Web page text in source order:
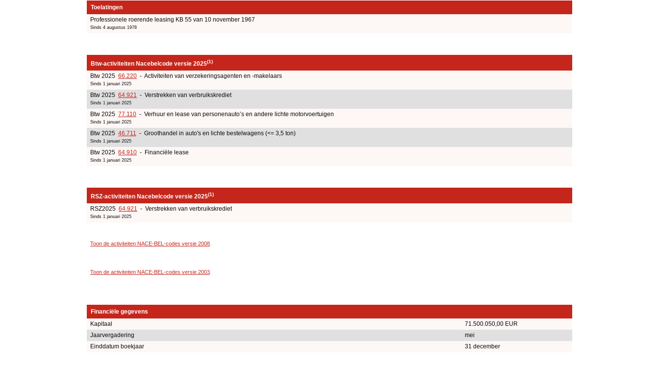
Toelatingen
Professionele roerende leasing KB 55 van 10 november 1967
Sinds 4 augustus 1978
Btw-activiteiten Nacebelcode versie 2025(1)
Btw 2025 66.220 - Activiteiten van verzekeringsagenten en -makelaars
Sinds 1 januari 2025
Btw 2025 64.921 - Verstrekken van verbruikskrediet
Sinds 1 januari 2025
Btw 2025 77.110 - Verhuur en lease van personenauto’s en andere lichte motorvoertuigen
Sinds 1 januari 2025
Btw 2025 46.711 - Groothandel in auto's en lichte bestelwagens (<= 3,5 ton)
Sinds 1 januari 2025
Btw 2025 64.910 - Financiële lease
Sinds 1 januari 2025
RSZ-activiteiten Nacebelcode versie 2025(1)
RSZ2025 64.921 - Verstrekken van verbruikskrediet
Sinds 1 januari 2025
Toon de activiteiten NACE-BEL-codes versie 2008
Toon de activiteiten NACE-BEL-codes versie 2003
Financiële gegevens
Kapitaal
71.500.050,00 EUR
Jaarvergadering
mei
Einddatum boekjaar
31 december